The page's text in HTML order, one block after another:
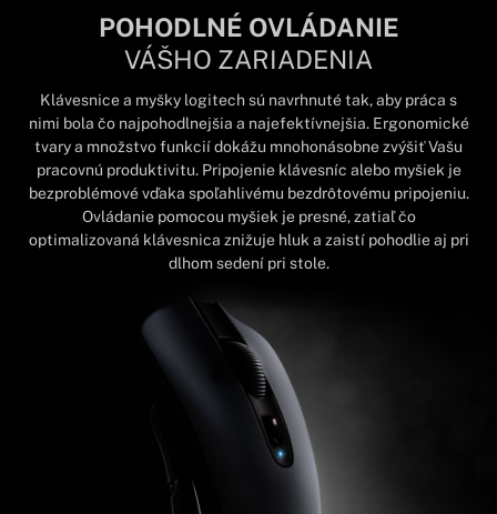
POHODLNÉ OVLÁDANIE
VÁŠHO ZARIADENIA
Klávesnice a myšky logitech sú navrhnuté tak, aby práca s
nimi bola čo najpohodlnejšia a najefektívnejšia. Ergonomické
tvary a množstvo funkcií dokážu mnohonásobne zvýšiť Vašu
pracovnú produktivitu. Pripojenie klávesníc alebo myšiek je
bezproblémové vďaka spoľahlivému bezdrôtovému pripojeniu.
Ovládanie pomocou myšiek je presné, zatiaľ čo
optimalizovaná klávesnica znižuje hluk a zaistí pohodlie aj pri
dlhom sedení pri stole.